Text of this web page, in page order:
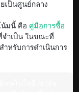
เป็นศูนย์กลาง
น้มนี้ คือ คู่มือการซื้อ
จำเป็น ในขณะที่
ำหรับการดำเนินการ